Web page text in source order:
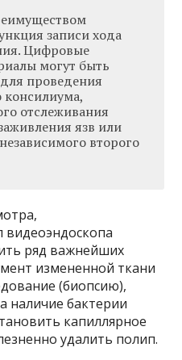
записи хода
Цифровые
могут быть
проведения
консилиума,
отслеживания
язв или
второго
видеоэндоскопа
ряд важнейших
измененной ткани
(биопсию),
наличие бактерии
капиллярное
удалить полип.